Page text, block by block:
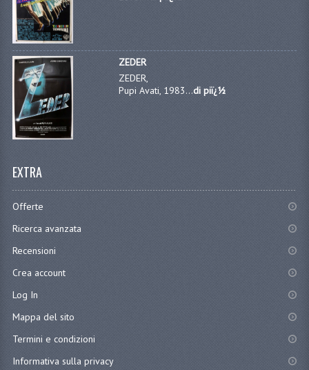
ZEDER
ZEDER,
Pupi Avati, 1983...di piï¿½
EXTRA
Offerte
Ricerca avanzata
Recensioni
Crea account
Log In
Mappa del sito
Termini e condizioni
Informativa sulla privacy